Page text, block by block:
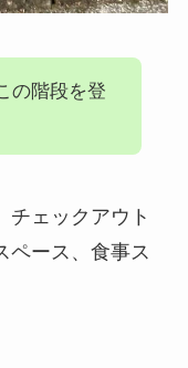
の階段を登
チェックアウト
ペース、食事ス